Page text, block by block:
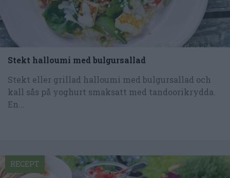
Stekt halloumi med bulgursallad
Stekt eller grillad halloumi med bulgursallad och
kall sås på yoghurt smaksatt med tandoorikrydda.
En...
RECEPT